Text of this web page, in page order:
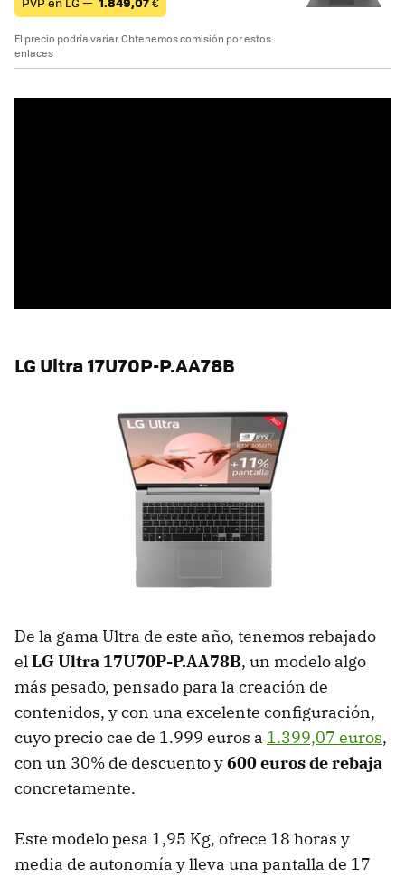
El precio podría variar. Obtenemos comisión por estos
enlaces
LG Ultra 17U70P-P.AA78B
De la gama Ultra de este año, tenemos rebajado
elLG Ultra 17U70P-P.AA78B, un modelo algo
más pesado, pensado para la creación de
contenidos, y con una excelente configuración,
cuyo precio cae de 1.999 euros a 1.399,07 euros,
con un 30% de descuento y600 euros de rebaja
concretamente.
Este modelo pesa 1,95 Kg, ofrece 18 horas y
media de autonomía y lleva una pantalla de 17